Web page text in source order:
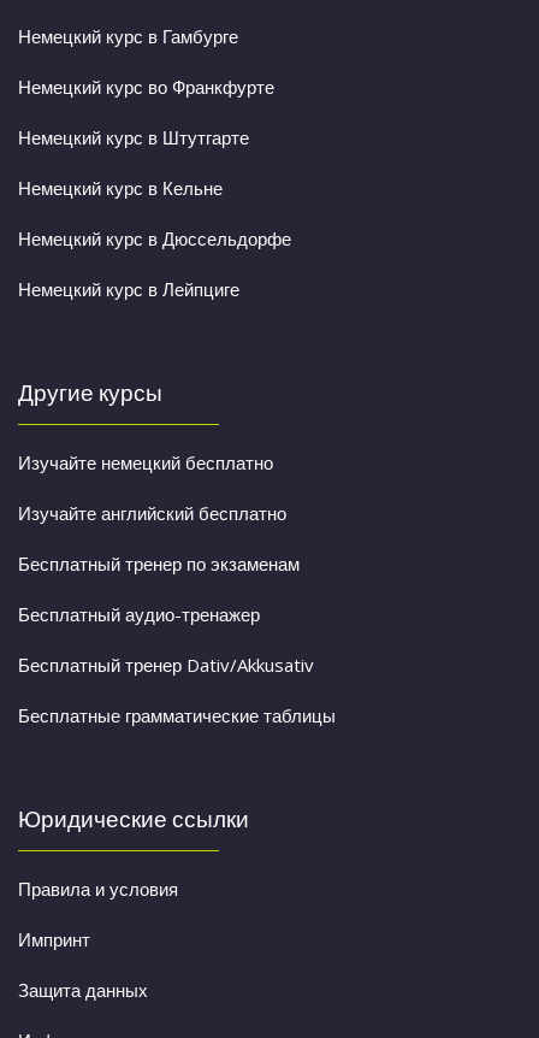
Немецкий курс в Гамбурге
Немецкий курс во Франкфурте
Немецкий курс в Штутгарте
Немецкий курс в Кельне
Немецкий курс в Дюссельдорфе
Немецкий курс в Лейпциге
Другие курсы
Изучайте немецкий бесплатно
Изучайте английский бесплатно
Бесплатный тренер по экзаменам
Бесплатный аудио-тренажер
Бесплатный тренер Dativ/Akkusativ
Бесплатные грамматические таблицы
Юридические ссылки
Правила и условия
Импринт
Защита данных